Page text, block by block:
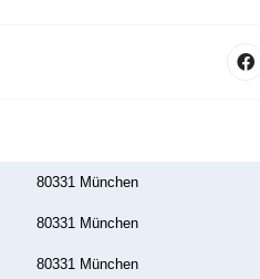
80331 München
80331 München
80331 München